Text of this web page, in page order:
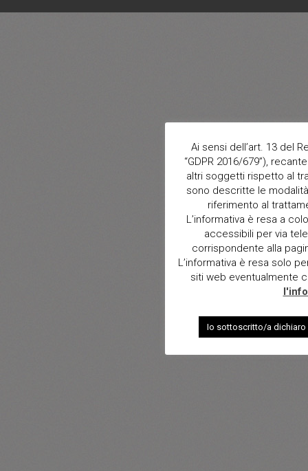
Ai sensi dell’art. 13 del
“GDPR 2016/679”),
altri soggetti rispetto al
sono descritte le
riferimento al
L’informativa è resa a
accessibili per via
corrispondente alla
L’informativa è resa solo
siti web eventualmente
Io sottoscritto/a dichiaro